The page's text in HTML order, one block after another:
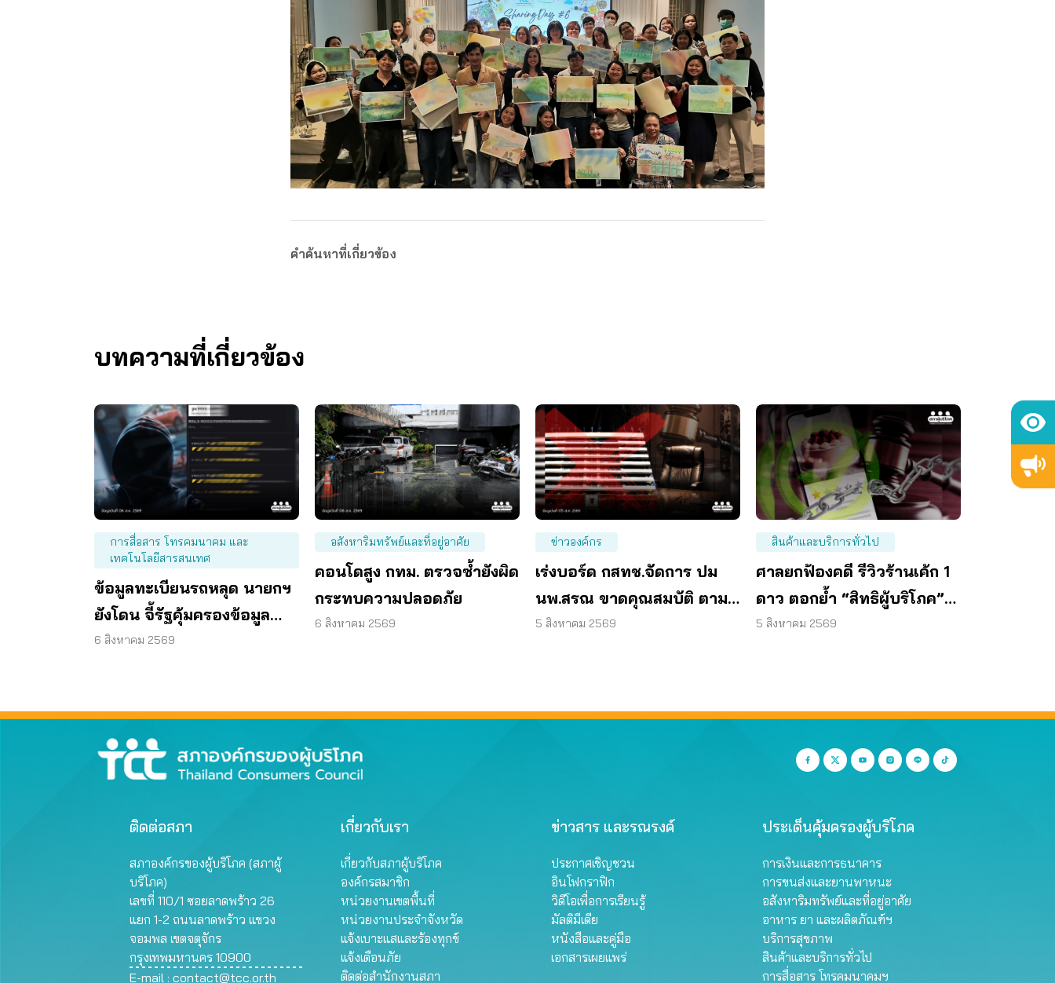
คำค้นหาที่เกี่ยวข้อง
บทความที่เกี่ยวข้อง
การสื่อสาร โทรคมนาคม และ
เทคโนโลยีสารสนเทศ
ข้อมูลทะเบียนรถหลุด นายกฯ
ยังโดน จี้รัฐคุ้มครองข้อมูล
ส่วนบุคคล
6 สิงหาคม 2569
อสังหาริมทรัพย์และที่อยู่อาศัย
คอนโดสูง กทม. ตรวจซ้ำยังผิด
กระทบความปลอดภัย
6 สิงหาคม 2569
ข่าวองค์กร
เร่งบอร์ด กสทช.จัดการ ปม
นพ.สรณ ขาดคุณสมบัติ ตาม
มติกรรมการสรรหา
5 สิงหาคม 2569
สินค้าและบริการทั่วไป
ศาลยกฟ้องคดี รีวิวร้านเค้ก 1
ดาว ตอกย้ำ “สิทธิผู้บริโภค”
แสดงความคิดเห็นโดยสุจริต
5 สิงหาคม 2569
ติดต่อสภา
สภาองค์กรของผู้บริโภค (สภาผู้
บริโภค)
เลขที่ 110/1 ซอยลาดพร้าว 26
แยก 1-2 ถนนลาดพร้าว แขวง
จอมพล เขตจตุจักร
กรุงเทพมหานคร 10900
E-mail : contact@tcc.or.th
เกี่ยวกับเรา
เกี่ยวกับสภาผู้บริโภค
องค์กรสมาชิก
หน่วยงานเขตพื้นที่
หน่วยงานประจำจังหวัด
แจ้งเบาะแสและร้องทุกข์
แจ้งเตือนภัย
ติดต่อสำนักงานสภา
ข่าวสาร และรณรงค์
ประกาศเชิญชวน
อินโฟกราฟิก
วิดีโอเพื่อการเรียนรู้
มัลติมีเดีย
หนังสือและคู่มือ
เอกสารเผยแพร่
ประเด็นคุ้มครองผู้บริโภค
การเงินและการธนาคาร
การขนส่งและยานพาหนะ
อสังหาริมทรัพย์และที่อยู่อาศัย
อาหาร ยา และผลิตภัณฑ์ฯ
บริการสุขภาพ
สินค้าและบริการทั่วไป
การสื่อสาร โทรคมนาคมฯ